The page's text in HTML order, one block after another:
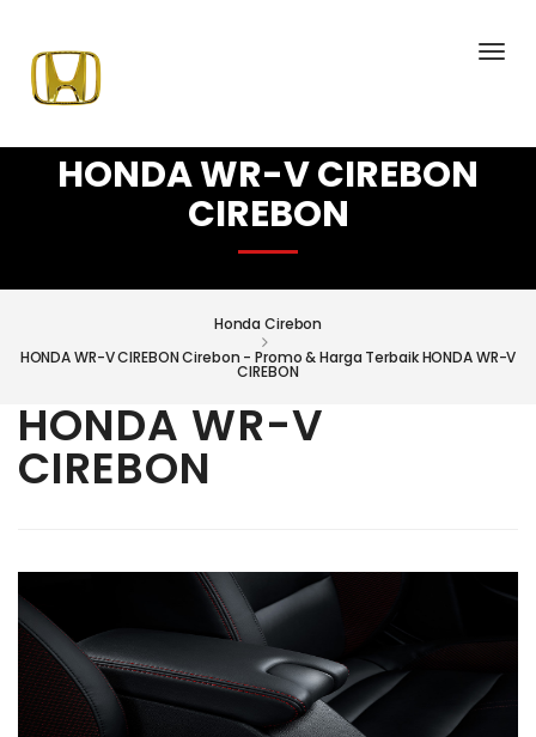
HONDA WR-V CIREBON
CIREBON
Honda Cirebon
HONDA WR-V CIREBON Cirebon - Promo & Harga Terbaik HONDA WR-V
CIREBON
HONDA WR-V
CIREBON